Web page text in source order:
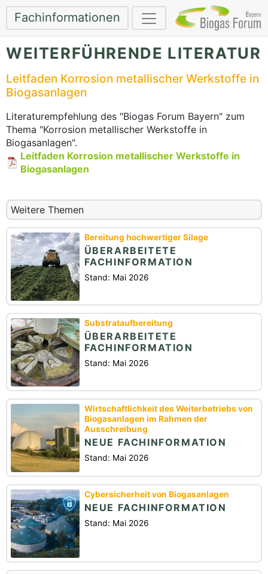
Fachinformationen
WEITERFÜHRENDE LITERATUR
Leitfaden Korrosion metallischer Werkstoffe in
Biogasanlagen
Literaturempfehlung des "Biogas Forum Bayern" zum
Thema "Korrosion metallischer Werkstoffe in
Biogasanlagen".
Leitfaden Korrosion metallischer Werkstoffe in
Biogasanlagen
Weitere Themen
Bereitung hochwertiger Silage
ÜBERARBEITETE
FACHINFORMATION
Stand: Mai 2026
Substrataufbereitung
ÜBERARBEITETE
FACHINFORMATION
Stand: Mai 2026
Wirtschaftlichkeit des Weiterbetriebs von
Biogasanlagen im Rahmen der
Ausschreibung
NEUE FACHINFORMATION
Stand: Mai 2026
Cybersicherheit von Biogasanlagen
NEUE FACHINFORMATION
Stand: Mai 2026